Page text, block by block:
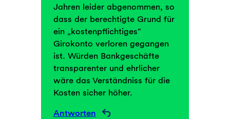
Jahren leider abgenommen, so
dass der berechtigte Grund für
ein „kostenpflichtiges“
Girokonto verloren gegangen
ist. Würden Bankgeschäfte
transparenter und ehrlicher
wäre das Verständniss für die
Kosten sicher höher.
Antworten